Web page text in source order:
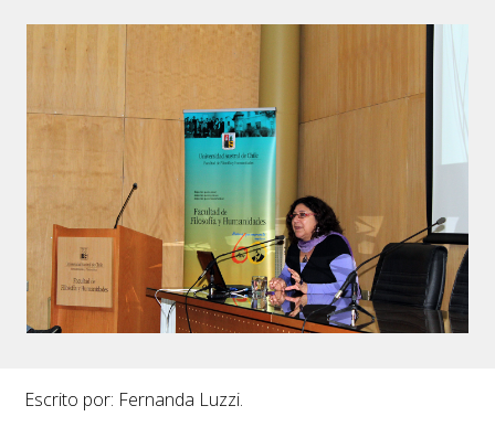
Escrito por: Fernanda Luzzi.